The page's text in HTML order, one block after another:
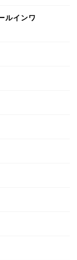
ルインワ